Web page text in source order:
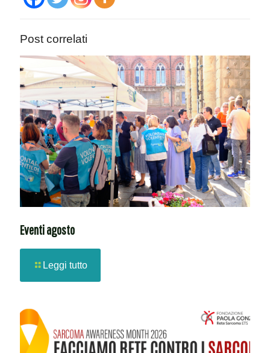
Post correlati
Eventi agosto
Leggi tutto